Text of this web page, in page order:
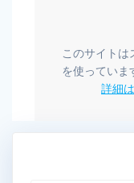
このサイト
を使っていま
詳細